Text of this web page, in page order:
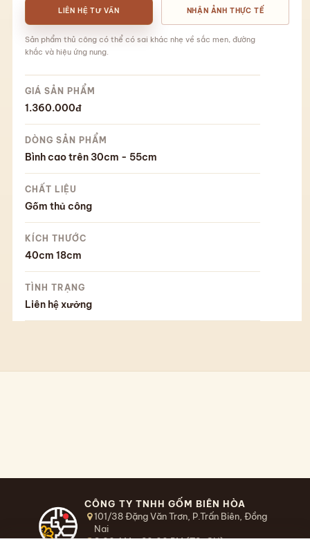
LIÊN HỆ TƯ VẤN NHẬN ẢNH THỰC TẾ
Sản phẩm thủ công có thể có sai khác nhẹ về sắc men, đường
khắc và hiệu ứng nung.
GIÁ SẢN PHẨM
1.360.000đ
DÒNG SẢN PHẨM
Bình cao trên 30cm - 55cm
CHẤT LIỆU
Gốm thủ công
KÍCH THƯỚC
40cm 18cm
TÌNH TRẠNG
Liên hệ xưởng
CÔNG TY TNHH GỐM BIÊN HÒA
101/38 Đặng Văn Trơn, P.Trấn Biên, Đồng
Nai
8:00 AM - 20:00 PM (T2-CN)